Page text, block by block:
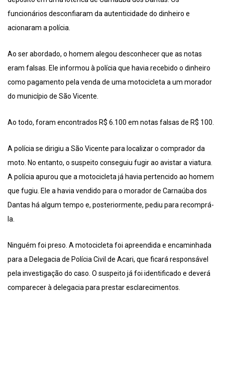
funcionários desconfiaram da autenticidade do dinheiro e
acionaram a polícia.
Ao ser abordado, o homem alegou desconhecer que as notas
eram falsas. Ele informou à polícia que havia recebido o dinheiro
como pagamento pela venda de uma motocicleta a um morador
do município de São Vicente.
Ao todo, foram encontrados R$ 6.100 em notas falsas de R$ 100.
A polícia se dirigiu a São Vicente para localizar o comprador da
moto. No entanto, o suspeito conseguiu fugir ao avistar a viatura.
A polícia apurou que a motocicleta já havia pertencido ao homem
que fugiu. Ele a havia vendido para o morador de Carnaúba dos
Dantas há algum tempo e, posteriormente, pediu para recomprá-
la.
Ninguém foi preso. A motocicleta foi apreendida e encaminhada
para a Delegacia de Polícia Civil de Acari, que ficará responsável
pela investigação do caso. O suspeito já foi identificado e deverá
comparecer à delegacia para prestar esclarecimentos.